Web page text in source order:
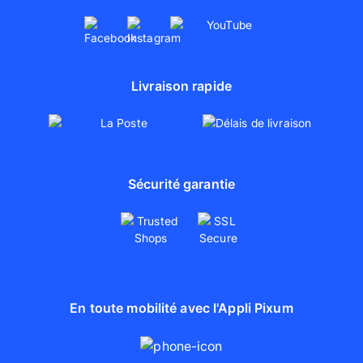
Livraison rapide
Sécurité garantie
En toute mobilité avec l'Appli Pixum